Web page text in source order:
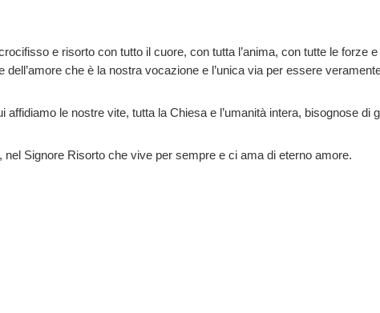
e risorto con tutto il cuore, con tutta l’anima, con tutte le forze
che è la nostra vocazione e l’unica via per essere
le nostre vite, tutta la Chiesa e l’umanità intera, bisognose di
Signore Risorto che vive per sempre e ci ama di eterno amore.